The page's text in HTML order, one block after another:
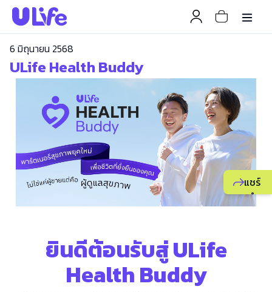
แชร์
แนะนำ
ธุรกิจ
6 มิถุนายน 2568
ULife Health Buddy
ยินดีต้อนรับสู่ ULife
Health Buddy